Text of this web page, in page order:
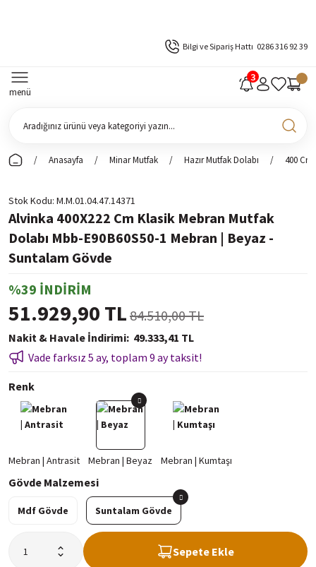
Bilgi ve Sipariş Hattı 0286 316 92 39
menü
Anasayfa Minar Mutfak Hazır Mutfak Dolabı 400 Cm
Stok Kodu M.M.01.04.47.14371
Alvinka 400X222 Cm Klasik Mebran Mutfak
Dolabı Mbb-E90B60S50-1 Mebran | Beyaz -
Suntalam Gövde
%39 İNDİRİM
51.929,90 TL 84.510,00 TL
Nakit & Havale İndirimi 49.333,41 TL
Vade farksız 5 ay, toplam 9 ay taksit!
Renk
Gövde Malzemesi
Mdf Gövde Suntalam Gövde
Sepete Ekle